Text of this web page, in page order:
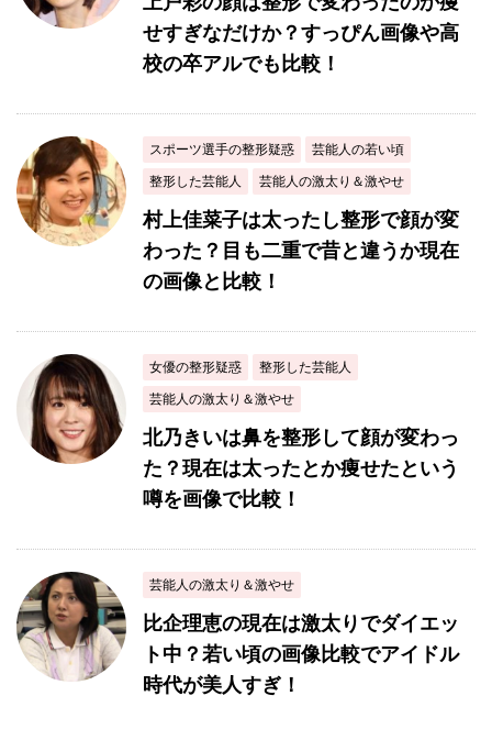
せすぎなだけか？すっぴん画像や高
校の卒アルでも比較！
スポーツ選手の整形疑惑
芸能人の若い頃
整形した芸能人
芸能人の激太り＆激やせ
村上佳菜子は太ったし整形で顔が変
わった？目も二重で昔と違うか現在
の画像と比較！
女優の整形疑惑
整形した芸能人
芸能人の激太り＆激やせ
北乃きいは鼻を整形して顔が変わっ
た？現在は太ったとか痩せたという
噂を画像で比較！
芸能人の激太り＆激やせ
比企理恵の現在は激太りでダイエッ
ト中？若い頃の画像比較でアイドル
時代が美人すぎ！